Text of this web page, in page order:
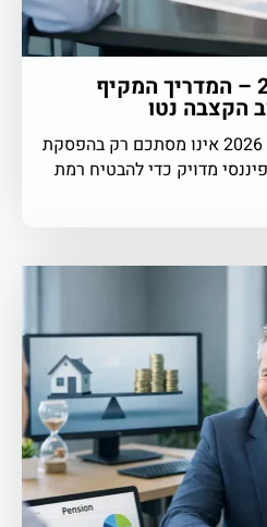
קבלת פנסיה ב-2026 – המדריך המקיף
הקצבה נטו
תהליך קבלת פנסיה בשנת 2026 אינו מסתכם רק בהפסקת
מדויק כדי להבטיח רמת